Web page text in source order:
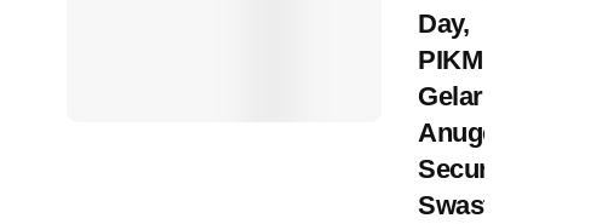
Day,
PIKM
Gelar
Anugerah
Security
Swasta